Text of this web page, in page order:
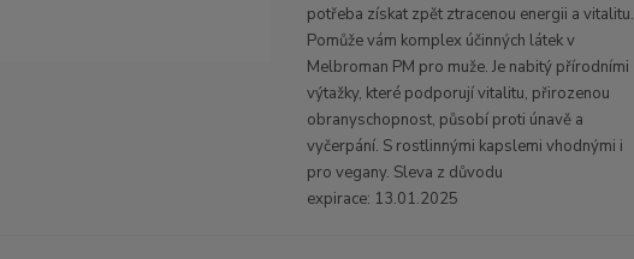
potřeba získat zpět ztracenou energii a vitalitu.
Pomůže vám komplex účinných látek v
Melbroman PM pro muže. Je nabitý přírodními
výtažky, které podporují vitalitu, přirozenou
obranyschopnost, působí proti únavě a
vyčerpání. S rostlinnými kapslemi vhodnými i
pro vegany. Sleva z důvodu
expirace: 13.01.2025